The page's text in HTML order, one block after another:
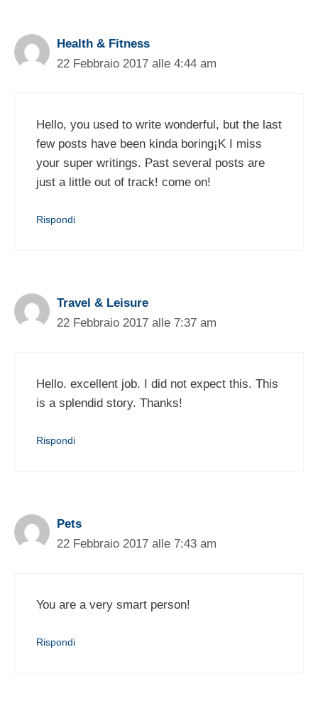
Health & Fitness
22 Febbraio 2017 alle 4:44 am
Hello, you used to write wonderful, but the last
few posts have been kinda boring¡K I miss
your super writings. Past several posts are
just a little out of track! come on!
Rispondi
Travel & Leisure
22 Febbraio 2017 alle 7:37 am
Hello. excellent job. I did not expect this. This
is a splendid story. Thanks!
Rispondi
Pets
22 Febbraio 2017 alle 7:43 am
You are a very smart person!
Rispondi